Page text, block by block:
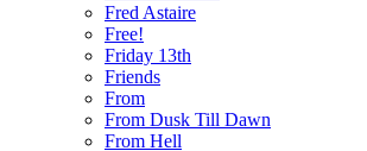
Fred Astaire
Free!
Friday 13th
Friends
From
From Dusk Till Dawn
From Hell